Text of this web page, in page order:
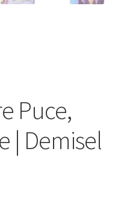
Puce,
| Demisel